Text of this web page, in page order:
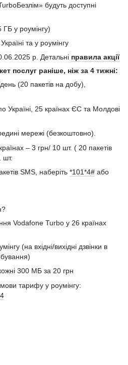
будуть доступні
ГБ у роумінгу)
та у роумінгу
р. Детальні правила акції
послуг раніше, ніж за 4 тижні:
(20 пакетів на добу),
Україні, 25 країнах ЄС та Молдові
мережі (безкоштовно).
– 3 грн/ 10 шт. ( 20 пакетів
шт.
SMS, наберіть *101*4# або
Vodafone Turbo у 26 країнах
(на вхідні/вихідні дзвінки в
300 МБ за 20 грн
тарифу у роумінгу: